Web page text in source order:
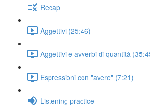
Recap
Aggettivi (25:46)
Aggettivi e avverbi di quantità
Espressioni con "avere" (7:21)
Listening practice